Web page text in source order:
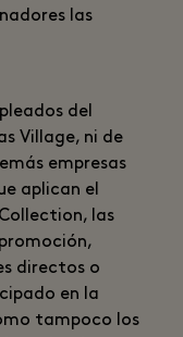
las
del
Village, ni de
empresas
aplican el
las
directos o
en la
tampoco los